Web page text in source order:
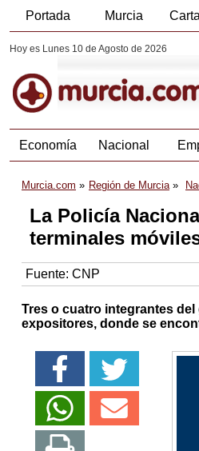
Portada Murcia
Hoy es Lunes 10 de Agosto de 2026
Economía Nacional
Murcia.com Región de Murcia
La Policía
terminales
Fuente: CNP
Tres o cuatro integrantes
expositores, donde se